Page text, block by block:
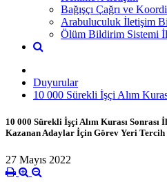
Bağışçı Çağrı ve
Arabuluculuk İletişim
Ölüm Bildirim Sistemi
Duyurular
10 000 Sürekli İşçi Alım
10 000 Sürekli İşçi Alım Kurası
Kazanan Adaylar İçin Görev Yeri Tercih
27 Mayıs 2022